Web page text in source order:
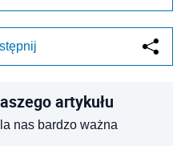
artykułu
nas bardzo ważna